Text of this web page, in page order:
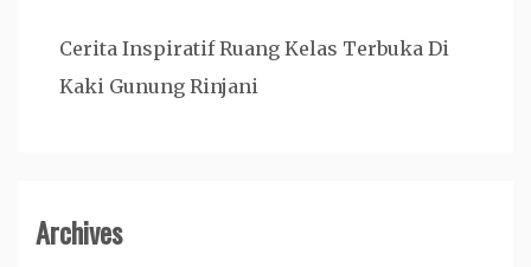
Cerita Inspiratif Ruang Kelas Terbuka Di
Kaki Gunung Rinjani
Archives